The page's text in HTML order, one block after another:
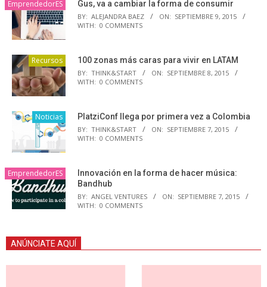
EmprendedorES Gus, va a cambiar la forma de consumir
BY: ALEJANDRA BAEZ ON: SEPTIEMBRE 9, 2015
WITH: 0 COMMENTS
Recursos 100 zonas más caras para vivir en LATAM
BY: THINK&START ON: SEPTIEMBRE 8, 2015
WITH: 0 COMMENTS
Noticias PlatziConf llega por primera vez a Colombia
BY: THINK&START ON: SEPTIEMBRE 7, 2015
WITH: 0 COMMENTS
EmprendedorES
Innovación en la forma de hacer música:
Bandhub
BY: ANGEL VENTURES ON: SEPTIEMBRE 7, 2015
WITH: 0 COMMENTS
ANÚNCIATE AQUÍ